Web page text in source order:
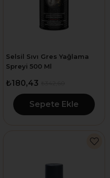
Selsil Sıvı Gres Yağlama
Spreyi 500 Ml
₺180,43
Sepete Ekle